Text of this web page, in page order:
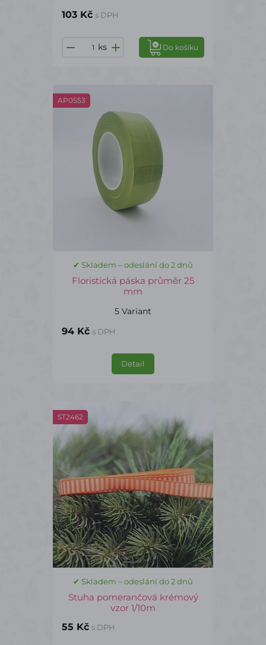
103 Kč s DPH
ks Do košíku
AP0553
✔ Skladem – odeslání do 2 dnů
Floristická páska průměr 25
mm
5 Variant
94 Kč s DPH
Detail
ST2462
✔ Skladem – odeslání do 2 dnů
Stuha pomerančová krémový
vzor 1/10m
55 Kč s DPH